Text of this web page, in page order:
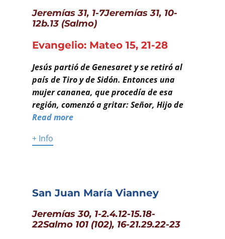
Jeremías 31, 1-7Jeremías 31, 10-
12b.13 (Salmo)
Evangelio: Mateo 15, 21-28
Jesús partió de Genesaret y se retiró al
país de Tiro y de Sidón. Entonces una
mujer cananea, que procedía de esa
región, comenzó a gritar: Señor, Hijo de
Read more
+ Info
San Juan María Vianney
Jeremías 30, 1-2.4.12-15.18-
22Salmo 101 (102), 16-21.29.22-23